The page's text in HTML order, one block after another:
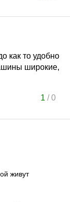
как то удобно
широкие,
1 /0
живут